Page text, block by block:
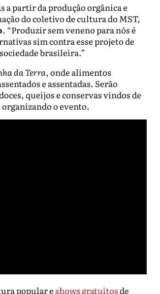
a partir da produção orgânica e
do coletivo de cultura do MST,
. “Produzir sem veneno para nós é
sim contra esse projeto de
brasileira.”
da Terra, onde alimentos
e assentadas. Serão
queijos e conservas vindos de
organizando o evento.
popular e shows gratuitosde